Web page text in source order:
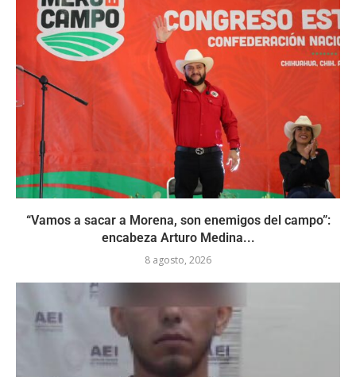
“Vamos a sacar a Morena, son enemigos del campo”:
encabeza Arturo Medina...
8 agosto, 2026